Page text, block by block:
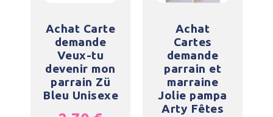
Achat Carte
demande
Veux-tu
devenir mon
parrain Zü
Bleu Unisexe
Achat
Cartes
demande
parrain et
marraine
Jolie pampa
Arty Fêtes